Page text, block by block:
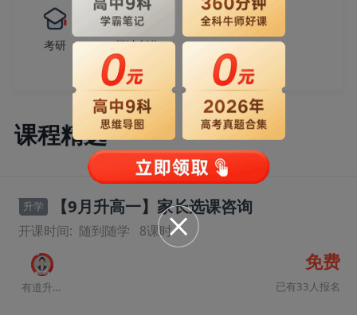
考研 阅读创作
课程精选
升学 【9月升高一】家长选课咨询
开课时间: 随到随学 8课时
有道升学规划师
免费
已有33人报名